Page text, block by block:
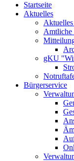
Startseite
Aktuelles
Amtliche
gKU
Bürgerservice